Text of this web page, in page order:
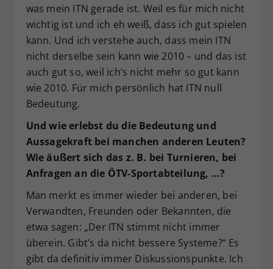
was mein ITN gerade ist. Weil es für mich nicht
wichtig ist und ich eh weiß, dass ich gut spielen
kann. Und ich verstehe auch, dass mein ITN
nicht derselbe sein kann wie 2010 – und das ist
auch gut so, weil ich’s nicht mehr so gut kann
wie 2010. Für mich persönlich hat ITN null
Bedeutung.
Und wie erlebst du die Bedeutung und
Aussagekraft bei manchen anderen Leuten?
Wie äußert sich das z. B. bei Turnieren, bei
Anfragen an die ÖTV-Sportabteilung, …?
Man merkt es immer wieder bei anderen, bei
Verwandten, Freunden oder Bekannten, die
etwa sagen: „Der ITN stimmt nicht immer
überein. Gibt’s da nicht bessere Systeme?“ Es
gibt da definitiv immer Diskussionspunkte. Ich